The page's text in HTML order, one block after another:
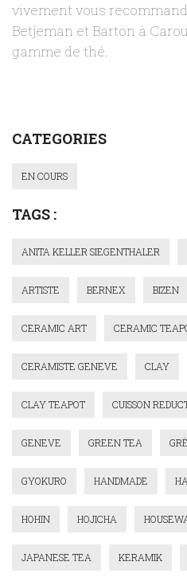
vivement vous
Betjeman et Barton à
gamme de thé.
CATEGORIES
EN COURS
TAGS :
ANITA KELLER SIEGENTHALER
ARTISTE BERNEX BIZEN
CERAMIC ART CERAMIC
CERAMISTE GENEVE CLAY
CLAY TEAPOT CUISSON
GENEVE GREEN TEA
GYOKURO HANDMADE
HOHIN HOJICHA
JAPANESE TEA KERAMIK